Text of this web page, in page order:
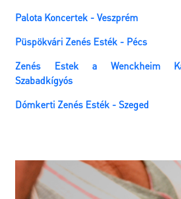
Palota Koncertek - Veszprém
Püspökvári Zenés Esték - Pécs
Zenés Estek a Wenckheim
Szabadkígyós
Dómkerti Zenés Esték - Szeged